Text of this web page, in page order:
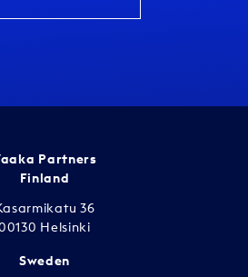
Partners
Finland
36
Helsinki
Sweden